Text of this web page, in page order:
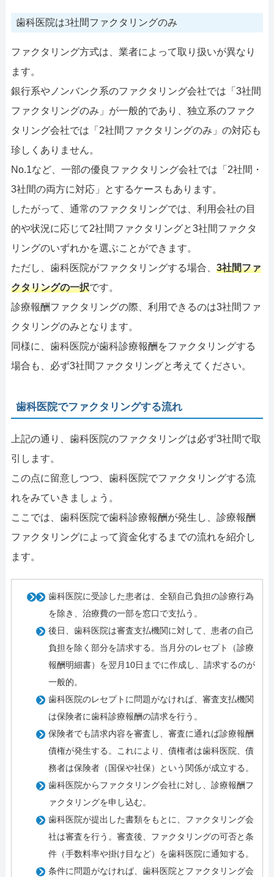
歯科医院は3社間ファクタリングのみ
ファクタリング方式は、業者によって取り扱いが異なり
ます。
銀行系やノンバンク系のファクタリング会社では「3社間
ファクタリングのみ」が一般的であり、独立系のファク
タリング会社では「2社間ファクタリングのみ」の対応も
珍しくありません。
No.1など、一部の優良ファクタリング会社では「2社間・
3社間の両方に対応」とするケースもあります。
したがって、通常のファクタリングでは、利用会社の目
的や状況に応じて2社間ファクタリングと3社間ファクタ
リングのいずれかを選ぶことができます。
ただし、歯科医院がファクタリングする場合、 3社間ファ
クタリングの一択です。
診療報酬ファクタリングの際、利用できるのは3社間ファ
クタリングのみとなります。
同様に、歯科医院が歯科診療報酬をファクタリングする
場合も、必ず3社間ファクタリングと考えてください。
歯科医院でファクタリングする流れ
上記の通り、歯科医院のファクタリングは必ず3社間で取
引します。
この点に留意しつつ、歯科医院でファクタリングする流
れをみていきましょう。
ここでは、歯科医院で歯科診療報酬が発生し、診療報酬
ファクタリングによって資金化するまでの流れを紹介し
ます。
歯科医院に受診した患者は、全額自己負担の診療行為
を除き、治療費の一部を窓口で支払う。
後日、歯科医院は審査支払機関に対して、患者の自己
負担を除く部分を請求する。当月分のレセプト（診療
報酬明細書）を翌月10日までに作成し、請求するのが
一般的。
歯科医院のレセプトに問題がなければ、審査支払機関
は保険者に歯科診療報酬の請求を行う。
保険者でも請求内容を審査し、審査に通れば診療報酬
債権が発生する。これにより、債権者は歯科医院、債
務者は保険者（国保や社保）という関係が成立する。
歯科医院からファクタリング会社に対し、診療報酬フ
ァクタリングを申し込む。
歯科医院が提出した書類をもとに、ファクタリング会
社は審査を行う。審査後、ファクタリングの可否と条
件（手数料率や掛け目など）を歯科医院に通知する。
条件に問題がなければ、歯科医院とファクタリング会